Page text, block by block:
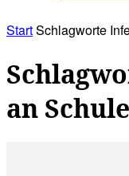
StartSchlagworte
an